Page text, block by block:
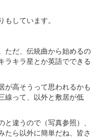
もしています。
ただ、伝統曲から始めるの
ラキラ星とか英語でできる
が高そうって思われるかも
線って、以外と敷居が低
と違うので（写真参照）、
たら以外に簡単だね、皆さ